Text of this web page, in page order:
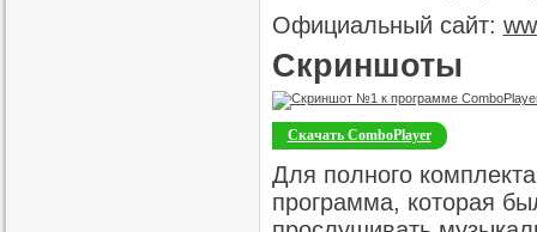
Официальный сайт:
Скриншоты
Скачать ComboPlayer
Для полного
программа, которая